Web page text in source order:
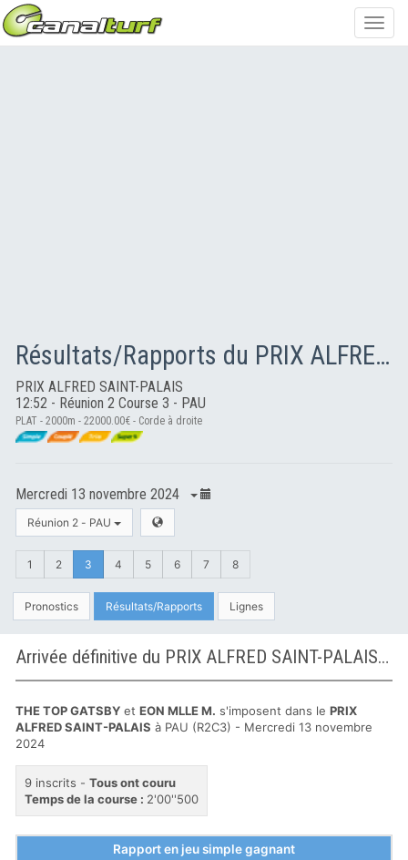
Résultats/Rapports du PRIX ALFRED SAINT-PALAIS
PRIX ALFRED SAINT-PALAIS
12:52 - Réunion 2 Course 3 - PAU
PLAT - 2000m - 22000.00€ - Corde à droite
Mercredi 13 novembre 2024
Réunion 2 - PAU
1 2 3 4 5 6 7 8
Pronostics Résultats/Rapports Lignes
Arrivée définitive du PRIX ALFRED SAINT-PALAIS à PAU
THE TOP GATSBY et EON MLLE M. s'imposent dans le PRIX
ALFRED SAINT-PALAIS à PAU (R2C3) - Mercredi 13 novembre
2024
9 inscrits - Tous ont couru
Temps de la course : 2'00''500
Rapport en jeu simple gagnant